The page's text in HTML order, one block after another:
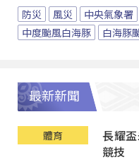
防災 風災 中央氣象署
中度颱風白海豚
白海豚
最新新聞
體育
長耀
競技